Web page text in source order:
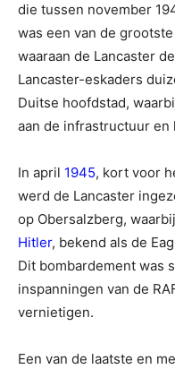
die tussen november
was een van de
waaraan de Lancaster
Lancaster-eskaders
Duitse hoofdstad,
aan de infrastructuur en
In april 1945, kort voor
werd de Lancaster
op Obersalzberg,
Hitler, bekend als de
Dit bombardement was
inspanningen van de
vernietigen.
Een van de laatste en